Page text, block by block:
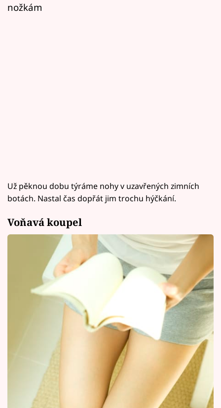
Mámy sobě
nožkám
Už pěknou dobu týráme nohy v uzavřených zimních
botách. Nastal čas dopřát jim trochu hýčkání.
Voňavá koupel